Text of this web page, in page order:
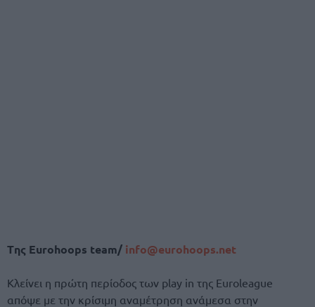
Tης Eurohoops team/ info@eurohoops.net
Κλείνει η πρώτη περίοδος των play in της Euroleague
απόψε με την κρίσιμη αναμέτρηση ανάμεσα στην